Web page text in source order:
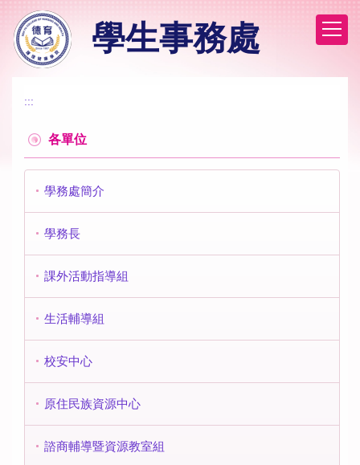
到
主
學生事務處
:::
各單位
學務處簡介
學務長
課外活動指導組
生活輔導組
校安中心
原住民族資源中心
諮商輔導暨資源教室組